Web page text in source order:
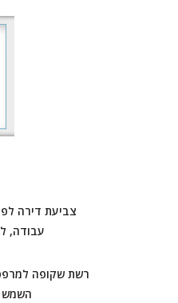
צביעת דירה
עבודה,
רשת שקופה
השמש